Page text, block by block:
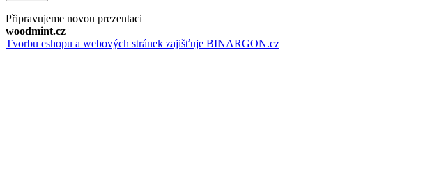
Připravujeme novou prezentaci
woodmint.cz
Tvorbu eshopu a webových stránek zajišťuje BINARGON.cz